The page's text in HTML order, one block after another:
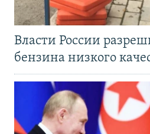
Власти России
бензина низкого